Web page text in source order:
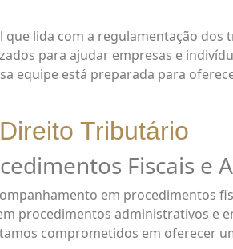
lida com a regulamentação
para ajudar empresas e
equipe está preparada para
Tributário
Fiscais e
em procedimentos
procedimentos administrativos e
comprometidos em oferecer